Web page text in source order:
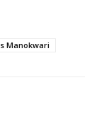
Manokwari